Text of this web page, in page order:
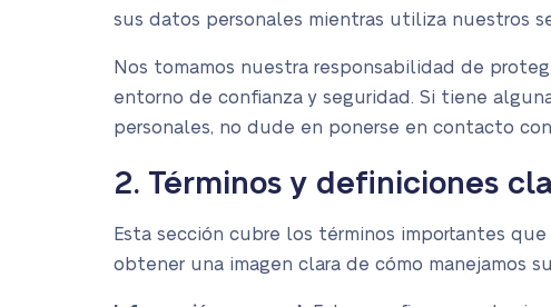
sus datos personales mientras utiliza nuestros
Nos tomamos nuestra responsabilidad de
entorno de confianza y seguridad. Si tiene
personales, no dude en ponerse en contacto
2. Términos y definiciones
Esta sección cubre los términos importantes
obtener una imagen clara de cómo manejamos